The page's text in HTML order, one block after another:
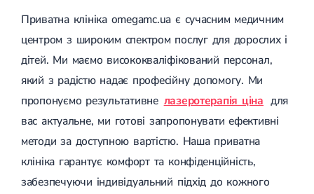
Наднирковозалозна недостатність (хвороба Аддісона)
Фізіотерапія
Ультразвукова терапія
Магнітотерапія
Лазерна терапія
Реабілітація
Реабілітація після перелому
Реабілітація після вивиху
Реабілітація після ендопротезування
Реабілітація після артроскопії
Лікувальна фізкультура
Приватна клініка omegamc.ua є сучасним медичним
центром з широким спектром послуг для дорослих і
дітей. Ми маємо висококваліфікований персонал,
який з радістю надає професійну допомогу. Ми
пропонуємо результативне лазеротерапія ціна для
вас актуальне, ми готові запропонувати ефективні
методи за доступною вартістю. Наша приватна
клініка гарантує комфорт та конфіденційність,
забезпечуючи індивідуальний підхід до кожного